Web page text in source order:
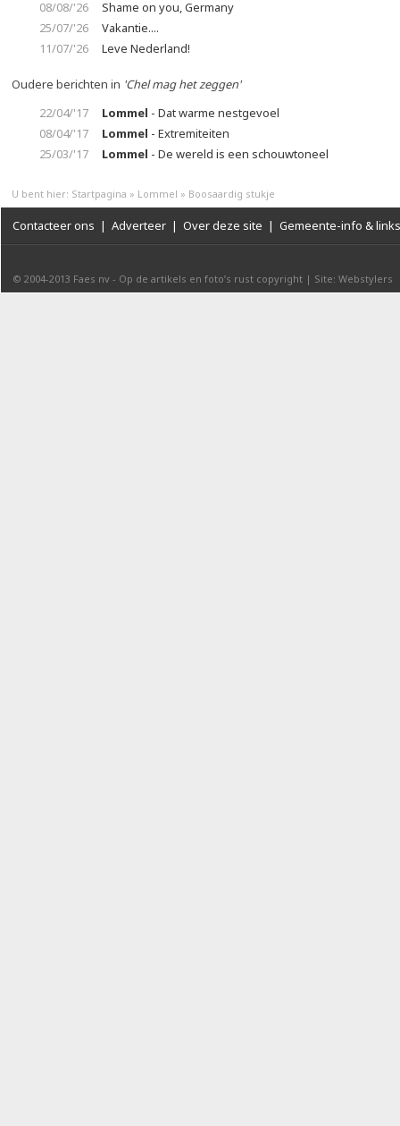
08/08/'26
Shame on you, Germany
25/07/'26
Vakantie....
11/07/'26
Leve Nederland!
Oudere berichten in 'Chel mag het zeggen'
22/04/'17
Lommel - Dat warme nestgevoel
08/04/'17
Lommel - Extremiteiten
25/03/'17
Lommel - De wereld is een schouwtoneel
U bent hier: Startpagina » Lommel » Boosaardig stukje
Contacteer ons | Adverteer | Over deze site | Gemeente-info & links
© 2004-2013 Faes nv - Op de artikels en foto’s rust copyright | Site: Webstylers